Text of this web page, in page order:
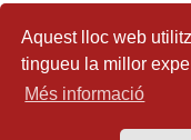
Aquest lloc web
tingueu la millor
Més informació